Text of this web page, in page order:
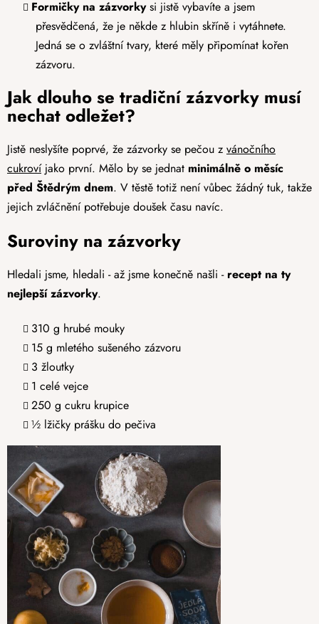
Formičky na zázvorkysi jistě vybavíte a jsem
přesvědčená, že je někde z hlubin skříně i vytáhnete.
Jedná se o zvláštní tvary, které měly připomínat kořen
zázvoru.
Jak dlouho se tradiční zázvorky musí
nechat odležet?
Jistě neslyšíte poprvé, že zázvorky se pečou z vánočního
cukrovíjako první. Mělo by se jednat minimálně o měsíc
před Štědrým dnem. V těstě totiž není vůbec žádný tuk, takže
jejich zvláčnění potřebuje doušek času navíc.
Suroviny na zázvorky
Hledali jsme, hledali - až jsme konečně našli - recept na ty
nejlepší zázvorky.
310 g hrubé mouky
15 g mletého sušeného zázvoru
3 žloutky
1 celé vejce
250 g cukru krupice
½ lžičky prášku do pečiva